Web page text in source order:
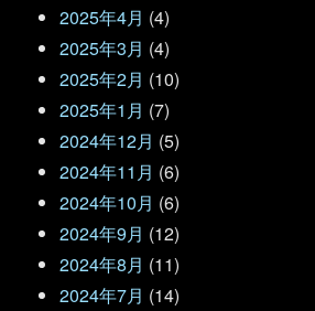
2025年4月 (4)
2025年3月 (4)
2025年2月 (10)
2025年1月 (7)
2024年12月 (5)
2024年11月 (6)
2024年10月 (6)
2024年9月 (12)
2024年8月 (11)
2024年7月 (14)